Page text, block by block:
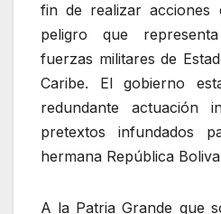
fin de realizar acciones
peligro que
fuerzas militares de
Caribe. El gobierno
redundante actuación
pretextos infundados
hermana República
A la Patria Grande que